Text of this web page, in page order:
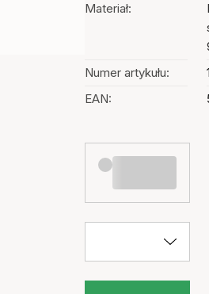
Materiał:
Numer artykułu:
EAN: